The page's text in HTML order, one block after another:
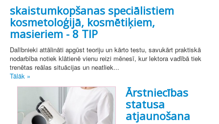
skaistumkopšanas speciālistiem
kosmetoloģijā, kosmētiķiem,
masieriem - 8 TIP
Dalībnieki attālināti apgūst teoriju un kārto testu, savukārt praktiskā
nodarbība notiek klātienē vienu reizi mēnesī, kur lektora vadībā tiek
trenētas reālas situācijas un neatliek...
Tālāk »
Ārstniecības
statusa
atjaunošana